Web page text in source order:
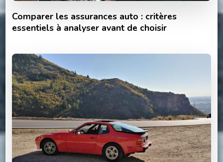
Comparer les assurances auto : critères
essentiels à analyser avant de choisir